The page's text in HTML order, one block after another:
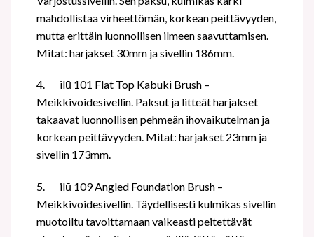
mahdollistaa virheettömän, korkean peittävyyden,
mutta erittäin luonnollisen ilmeen saavuttamisen.
Mitat: harjakset 30mm ja sivellin 186mm.
4.
ilū 101 Flat Top Kabuki Brush –
Meikkivoidesivellin. Paksut ja litteät harjakset
takaavat luonnollisen pehmeän ihovaikutelman ja
korkean peittävyyden. Mitat: harjakset 23mm ja
sivellin 173mm.
5.
ilū 109 Angled Foundation Brush –
Meikkivoidesivellin. Täydellisesti kulmikas sivellin
muotoiltu tavoittamaan vaikeasti peitettävät